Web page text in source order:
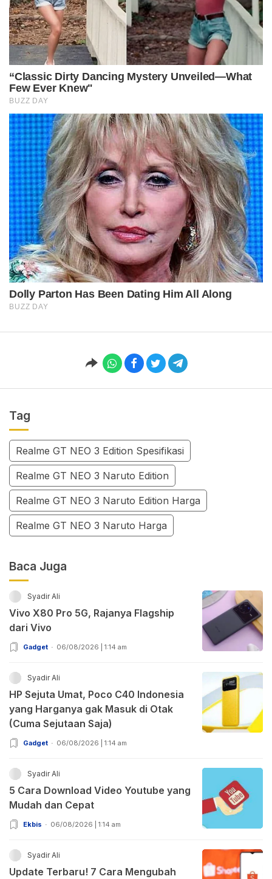
Tag
Realme GT NEO 3 Edition Spesifikasi
Realme GT NEO 3 Naruto Edition
Realme GT NEO 3 Naruto Edition Harga
Realme GT NEO 3 Naruto Harga
Baca Juga
Syadir Ali
Vivo X80 Pro 5G, Rajanya Flagship
dari Vivo
Gadget 06/08/2026 | 1:14 am
Syadir Ali
HP Sejuta Umat, Poco C40 Indonesia
yang Harganya gak Masuk di Otak
(Cuma Sejutaan Saja)
Gadget 06/08/2026 | 1:14 am
Syadir Ali
5 Cara Download Video Youtube yang
Mudah dan Cepat
Ekbis 06/08/2026 | 1:14 am
Syadir Ali
Update Terbaru! 7 Cara Mengubah